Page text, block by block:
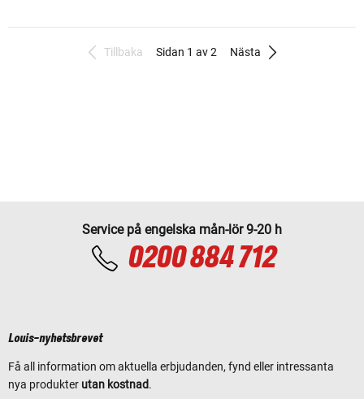
Tillbaka Sidan 1 av 2 Nästa
Service på engelska mån-lör 9-20 h
0200 884 712
Louis-nyhetsbrevet
Få all information om aktuella erbjudanden, fynd eller intressanta
nya produkter utan kostnad.